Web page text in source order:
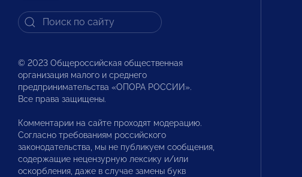
© 2023 Общероссийская общественная
организация малого и среднего
предпринимательства «ОПОРА РОССИИ».
Все права защищены.
Комментарии на сайте проходят модерацию.
Согласно требованиям российского
законодательства, мы не публикуем сообщения,
содержащие нецензурную лексику и/или
оскорбления, даже в случае замены букв